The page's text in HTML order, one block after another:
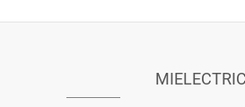
MIELECTRIC